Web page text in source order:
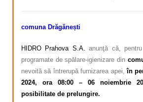
comuna Drăgănești
HIDRO Prahova S.A.
anunţă că,
programate de spălare-igienizare din c
nevoită să întrerupă furnizarea apei,în
2024, ora 08:00 – 06 noiembrie
posibilitate de prelungire.